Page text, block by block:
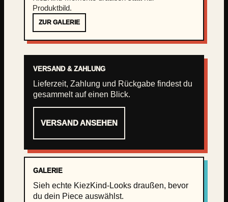
Produktbild.
ZUR GALERIE
VERSAND & ZAHLUNG
Lieferzeit, Zahlung und Rückgabe findest du
gesammelt auf einen Blick.
VERSAND ANSEHEN
GALERIE
Sieh echte KiezKind-Looks draußen, bevor
du dein Piece auswählst.